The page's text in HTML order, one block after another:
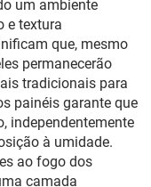
um ambiente
e textura
que, mesmo
permanecerão
tradicionais para
painéis garante que
independentemente
à umidade.
ao fogo dos
camada